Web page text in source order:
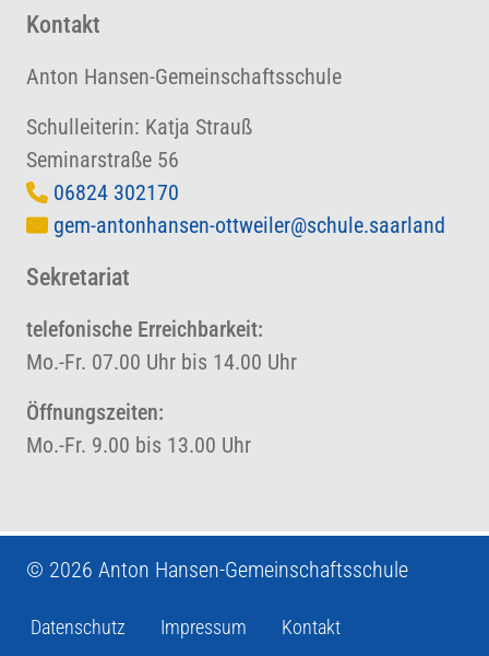
Kontakt
Anton Hansen-Gemeinschaftsschule
Schulleiterin: Katja Strauß
Seminarstraße 56
06824 302170
gem-antonhansen-ottweiler@schule.saarland
Sekretariat
telefonische Erreichbarkeit:
Mo.-Fr. 07.00 Uhr bis 14.00 Uhr
Öffnungszeiten:
Mo.-Fr. 9.00 bis 13.00 Uhr
© 2026 Anton Hansen-Gemeinschaftsschule
Datenschutz Impressum Kontakt